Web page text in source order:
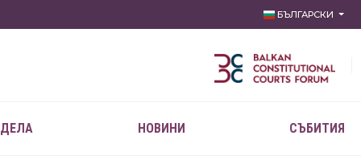
БЪЛГАРСКИ
НОВИНИ СЪБИТИЯ